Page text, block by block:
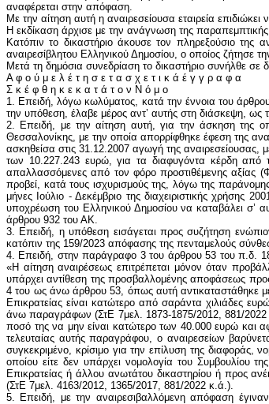
αναφέρεται στην απόφαση.
Με την αίτηση αυτή η αναιρεσείουσα εταιρεία
Η εκδίκαση άρχισε με την ανάγνωση της
Κατόπιν το δικαστήριο άκουσε τον πληρεξούσιο της
αναιρεσίβλητου Ελληνικού Δημοσίου, ο οποίος ζήτησε
Μετά τη δημόσια συνεδρίαση το δικαστήριο συνήλθε σε
Α φ ο ύ μ ε λ έ τ η σ ε τ α σ χ ε τ ι κ ά έ γ γ ρ α φ α
Σ κ έ φ θ η κ ε κ α τ ά τ ο ν Ν ό μ ο
1. Επειδή, λόγω κωλύματος, κατά την έννοια του
την υπόθεση, έλαβε μέρος αντ’ αυτής στη διάσκεψη,
2. Επειδή, με την αίτηση αυτή, για την άσκηση της
Θεσσαλονίκης, με την οποία απορρίφθηκε έφεση της
ασκηθείσα στις 31.12.2007 αγωγή της
των 10.227.243 ευρώ, για τα διαφυγόντα κέρδη από
απαλλασσόμενες από τον φόρο προστιθέμενης αξίας
προβεί, κατά τους ισχυρισμούς της, λόγω της
μήνες Ιούλιο - Δεκέμβριο της διαχειριστικής
υποχρέωση του Ελληνικού Δημοσίου να καταβάλει σ’
άρθρου 932 του ΑΚ.
3. Επειδή, η υπόθεση εισάγεται προς συζήτηση
κατόπιν της 159/2023 απόφασης της πενταμελούς
4. Επειδή, στην παράγραφο 3 του άρθρου 53 του π.δ.
«Η αίτηση αναιρέσεως επιτρέπεται μόνον όταν
υπάρχει αντίθεση της προσβαλλομένης αποφάσεως
4 του ως άνω άρθρου 53, όπως αυτή αντικαταστάθηκε
Επικρατείας είναι κατώτερο από σαράντα χιλιάδες
άνω παραγράφων (ΣτΕ 7μελ. 1873-1875/2012, 881/2022
ποσό της να μην είναι κατώτερο των 40.000 ευρώ και
τελευταίας αυτής παραγράφου, ο αναιρεσείων
συγκεκριμένο, κρίσιμο για την επίλυση της διαφοράς,
οποίου είτε δεν υπάρχει νομολογία του Συμβουλίου
Επικρατείας ή άλλου ανωτάτου δικαστηρίου ή προς
(ΣτΕ 7μελ. 4163/2012, 1365/2017, 881/2022 κ.ά.).
5. Επειδή, με την αναιρεσιβαλλόμενη απόφαση έγιναν δεκτά τα ακόλουθα: Η αναιρεσείουσα εταιρεία περιορισμένης ευθύνης συστάθηκε το έτος 1988 με έδρα τη Θεσσαλονίκη και αντικείμενο εργασιών την κατασκευή κοσμημάτων και την επεξεργασία πολύτιμων λίθων και λοιπών συναφών ειδών, ενώ με την από 14.9.2000 δήλωση εγκατάστασης εσωτερικού ίδρυσε υποκατάστημα στην Αθήνα με αντικείμενο αποκλειστικά την αγορά και πώληση ρολογιών «ROLEX». Οι ως άνω πωλήσεις ρολογιών γίνονταν σε ταξιδιώτες - κατοίκους τρίτων χωρών (εκτός της Ευρωπαϊκής Ένωσης) που αναχωρούσαν από την Ελλάδα και τα μετέφεραν στις προσωπικές αποσκευές τους, απαλλάσσονταν δε από τον αναλογούντα σε αυτές ΦΠΑ με επιστροφή του φόρου μετά την εξαγωγή, σύμφωνα με τα ειδικότερα οριζόμενα στην 1138050/ 4885/1436/Α0014/30.12.1996 (ΠΟΛ 1338/1996) απόφαση του Υπουργού Οικονομικών. Κατά τη διαχειριστική χρήση 2001 η αναιρεσείουσα πραγματοποίησε πωλήσεις ρολογιών σε ταξιδιώτες - κατοίκους τρίτων χωρών, για τις οποίες υπέβαλε στη φορολογική αρχή αιτήσεις επιστροφής ΦΠΑ που φέρεται ότι αυτή είχε επιστρέψει στους ως άνω αγοραστές μετά την εξαγωγή των ρολογιών. Ειδικότερα, η αναιρεσείουσα υπέβαλε, μεταξύ άλλων, την 11225/18.7.2001 αίτηση, με την οποία ζήτησε την επιστροφή ποσού 53.969.265 δρχ. (ήτοι ποσοστού 90% του οφειλόμενου ΦΠΑ) για την περίοδο από 1.6.2001 έως 30.6.2001, το οποίο επεστράφη σ’ αυτήν με απόφαση της ... ΔΟΥ ...., καθώς και την από 26.9.2001 αίτηση, με την οποία ζήτησε την επιστροφή ποσού 41.284.088 δρχ. για την περίοδο από 1.8.2001 έως 31.8.2001, ενώ με την από 2.10.2002 τροποποιητική δήλωση ΦΠΑ για την ίδια περίοδο μετέφερε το ποσό για επιστροφή σε ποσό για έκπτωση. Εξάλλου, με τις από 29.10.2001 και 18.12.2001 αιτήσεις της η αναιρεσείουσα ζήτησε την επιστροφή των ποσών 16.644.393 δρχ. και 11.965.195 δρχ. για τις περιόδους από 1.9.2001 έως 30.9.2001 και από 1.10.2001 έως 31.10.2001, αντιστοίχως, τις αιτήσεις δε αυτές ανακάλεσε στις 13.6.2002 και υπέβαλε τις από 2.10.2002 τροποποιητικές δηλώσεις ΦΠΑ για τις ίδιες περιόδους, με τις οποίες τροποποίησε τα ως άνω ποσά για επιστροφή σε ποσά για έκπτωση. Η ... ΔΟΥ ...., με το από 10.8.2001 έγγραφό της προς τη Διεύθυνση 14η ΦΠΑ της Γενικής Διεύθυνσης Φορολογίας, ζήτησε διευκρινίσεις και οδηγίες σχετικά με την εφαρμογή της ως άνω υπουργικής απόφασης (ΠΟΛ 1338/1996) ως προς την επιχείρηση της αναιρεσείουσας, επειδή παρατηρήθηκαν εξαγωγές ρολογιών από τους ίδιους ταξιδιώτες σε μεγάλες ποσότητες, οι οποίες,